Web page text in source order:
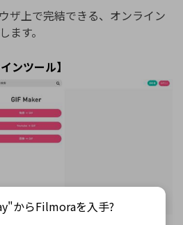
ザ上で完結できる、オンライン
ます。
ンツール】
からFilmoraを入手?